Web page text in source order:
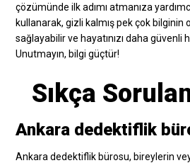
çözümünde ilk adımı atmanıza
kullanarak, gizli kalmış pek çok bilginin
sağlayabilir ve hayatınızı daha güvenli
Unutmayın, bilgi güçtür!
Sıkça
Ankara dedektiflik
Ankara dedektiflik bürosu, bireylerin